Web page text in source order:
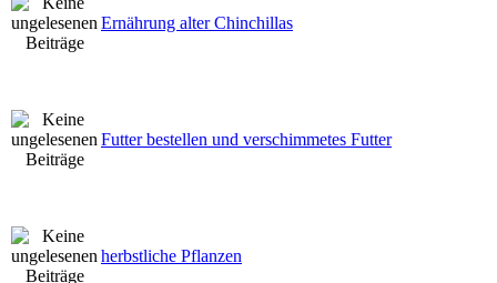
Ernährung alter Chinchillas
Futter bestellen und verschimmetes Futter
herbstliche Pflanzen